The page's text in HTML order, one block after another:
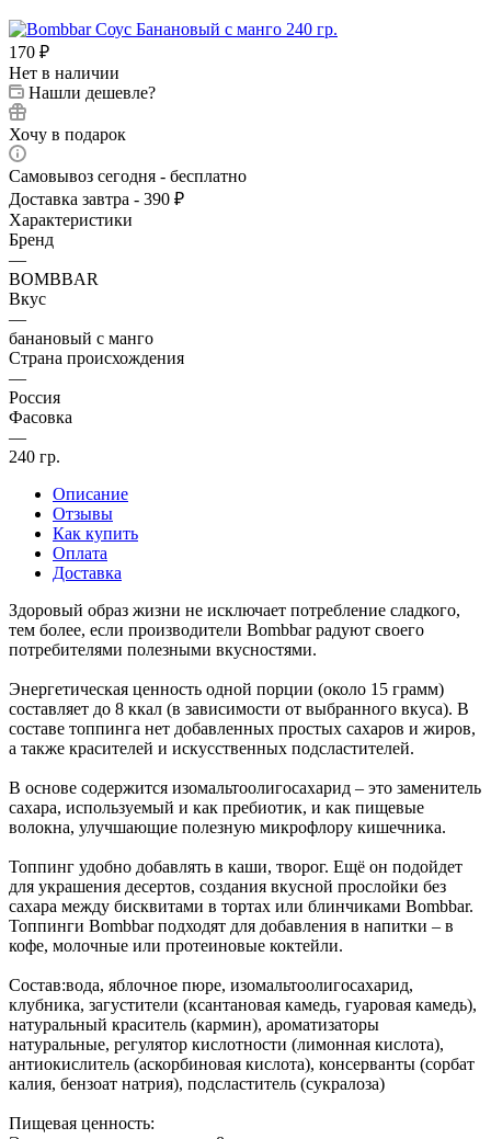
170 ₽
Нет в наличии
Нашли дешевле?
Хочу в подарок
Самовывоз сегодня - бесплатно
Доставка завтра - 390 ₽
Характеристики
Бренд
—
BOMBBAR
Вкус
—
банановый с манго
Страна происхождения
—
Россия
Фасовка
—
240 гр.
Описание
Отзывы
Как купить
Оплата
Доставка
Здоровый образ жизни не исключает потребление сладкого,
тем более, если производители Bombbar радуют своего
потребителями полезными вкусностями.
Энергетическая ценность одной порции (около 15 грамм)
составляет до 8 ккал (в зависимости от выбранного вкуса). В
составе топпинга нет добавленных простых сахаров и жиров,
а также красителей и искусственных подсластителей.
В основе содержится изомальтоолигосахарид – это заменитель
сахара, используемый и как пребиотик, и как пищевые
волокна, улучшающие полезную микрофлору кишечника.
Топпинг удобно добавлять в каши, творог. Ещё он подойдет
для украшения десертов, создания вкусной прослойки без
сахара между бисквитами в тортах или блинчиками Bombbar.
Топпинги Bombbar подходят для добавления в напитки – в
кофе, молочные или протеиновые коктейли.
Состав:вода, яблочное пюре, изомальтоолигосахарид,
клубника, загустители (ксантановая камедь, гуаровая камедь),
натуральный краситель (кармин), ароматизаторы
натуральные, регулятор кислотности (лимонная кислота),
антиокислитель (аскорбиновая кислота), консерванты (сорбат
калия, бензоат натрия), подсластитель (сукралоза)
Пищевая ценность: